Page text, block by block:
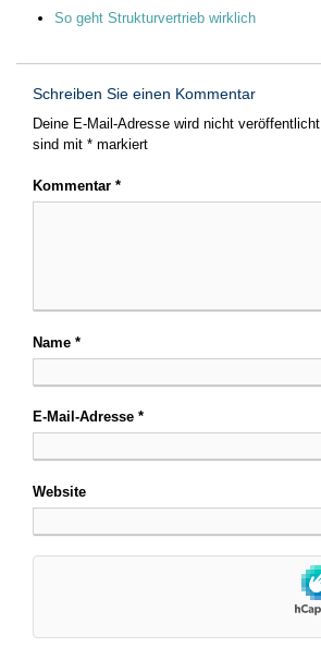
So geht Strukturvertrieb wirklich
Schreiben Sie einen Kommentar
Deine E-Mail-Adresse wird nicht veröffentlicht.
sind mit * markiert
Kommentar *
Name *
E-Mail-Adresse *
Website